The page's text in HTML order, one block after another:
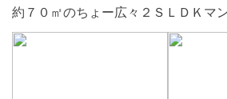
約７０㎡のちょー広々２ＳＬＤＫ